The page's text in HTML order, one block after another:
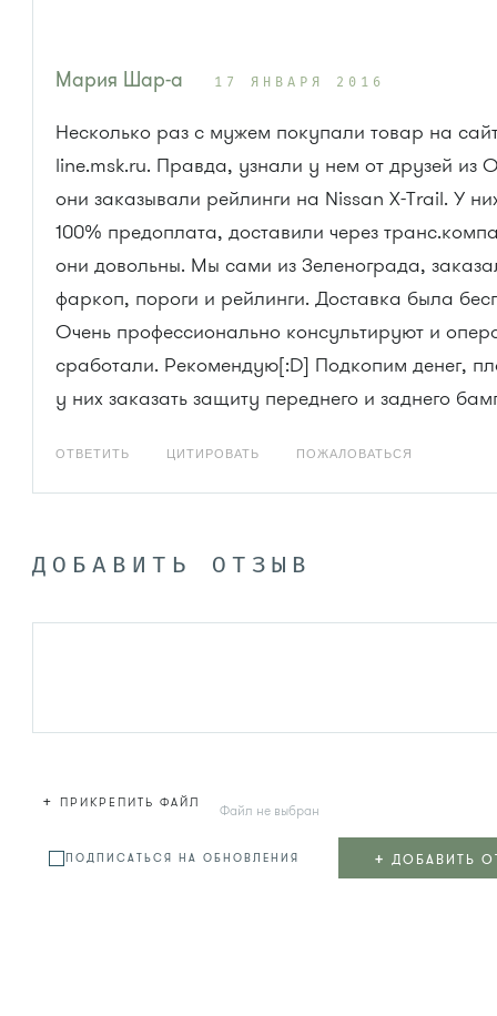
Мария Шар-а 17 ЯНВАРЯ 2016
Несколько раз с мужем покупали товар на
line.msk.ru. Правда, узнали у нем от друзей из
они заказывали рейлинги на Nissan X-Trail. У
100% предоплата, доставили через
они довольны. Мы сами из Зеленограда,
фаркоп, пороги и рейлинги. Доставка была
Очень профессионально консультируют и
сработали. Рекомендую[:D] Подкопим денег,
у них заказать защиту переднего и заднего
ОТВЕТИТЬ ЦИТИРОВАТЬ ПОЖАЛОВАТЬСЯ
ДОБАВИТЬ ОТЗЫВ
+ ПРИКРЕПИТЬ ФАЙЛ Файл не выбран
ПОДПИСАТЬСЯ НА ОБНОВЛЕНИЯ + ДОБАВИТЬ